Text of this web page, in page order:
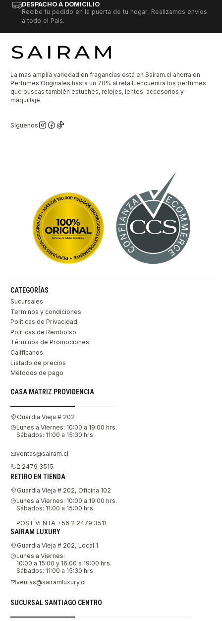
DESPACHO A DOMICILIO
Recibe tu pedido en la puerta de tu hogar, Realizamos envíos
a todo el País.
La mas amplia variedad en fragancias está en Sairam.cl ahorra en
Perfumes Originales hasta un 70% al retail, encuentra los perfumes
que buscas también estuches, relojes, lentes, accesorios y
maquillaje.
Síguenos
CATEGORÍAS
Sucursales
Terminos y condiciones
Políticas de Privacidad
Políticas de Rembolso
Términos de Promociones
Califícanos
Listado de precios
Métodos de pago
CASA MATRIZ PROVIDENCIA
Guardia Vieja # 202
Lunes a Viernes: 10:00 a 19:00 hrs.
Sábados: 11:00 a 15:30 hrs.
ventas@sairam.cl
2 2479 3515
RETIRO EN TIENDA
Guardia Vieja # 202, Oficina 102
Lunes a Viernes: 10:00 a 19:00 hrs.
Sábados: 11:00 a 15:00 hrs.
POST VENTA +56 2 2479 3511
SAIRAM LUXURY
Guardia Vieja # 202, Local 1.
Lunes a Viernes:
10:00 a 15:00 y 16:00 a 19:00 hrs.
Sábados: 11:00 a 15:30 hrs.
ventas@sairamluxury.cl
SUCURSAL SANTIAGO CENTRO